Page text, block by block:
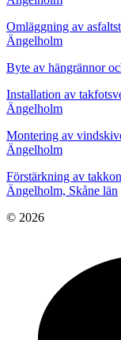
Omläggning av
Ängelholm
Byte av hängrännor
Installation av
Ängelholm
Montering av
Ängelholm
Förstärkning av
Ängelholm, Skåne län
© 2026